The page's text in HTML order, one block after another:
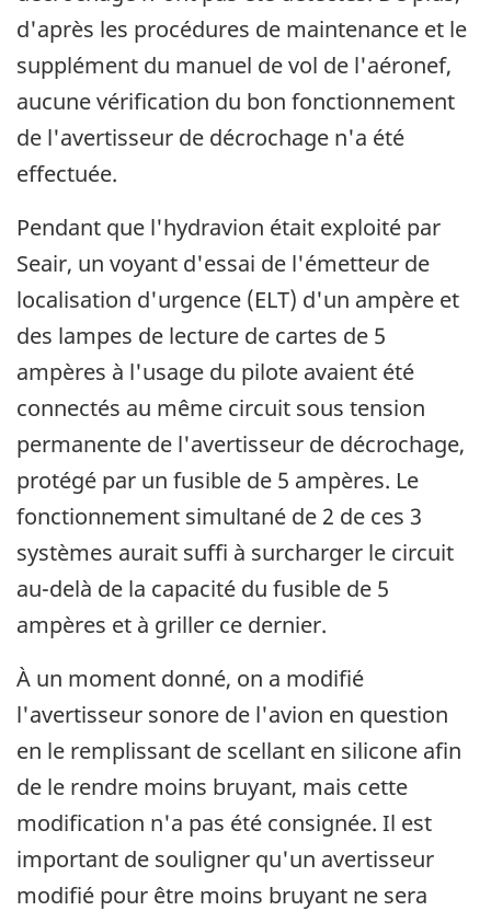
d'après les procédures de maintenance et le
supplément du manuel de vol de l'aéronef,
aucune vérification du bon fonctionnement
de l'avertisseur de décrochage n'a été
effectuée.
Pendant que l'hydravion était exploité par
Seair, un voyant d'essai de l'émetteur de
localisation d'urgence (ELT) d'un ampère et
des lampes de lecture de cartes de 5
ampères à l'usage du pilote avaient été
connectés au même circuit sous tension
permanente de l'avertisseur de décrochage,
protégé par un fusible de 5 ampères. Le
fonctionnement simultané de 2 de ces 3
systèmes aurait suffi à surcharger le circuit
au-delà de la capacité du fusible de 5
ampères et à griller ce dernier.
À un moment donné, on a modifié
l'avertisseur sonore de l'avion en question
en le remplissant de scellant en silicone afin
de le rendre moins bruyant, mais cette
modification n'a pas été consignée. Il est
important de souligner qu'un avertisseur
modifié pour être moins bruyant ne sera